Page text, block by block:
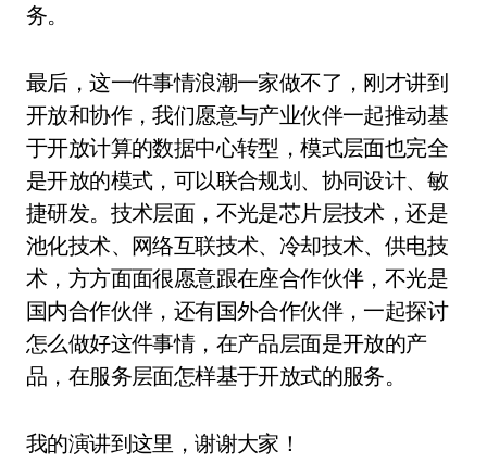
务。
最后，这一件事情浪潮一家做不了，刚才讲到
开放和协作，我们愿意与产业伙伴一起推动基
于开放计算的数据中心转型，模式层面也完全
是开放的模式，可以联合规划、协同设计、敏
捷研发。技术层面，不光是芯片层技术，还是
池化技术、网络互联技术、冷却技术、供电技
术，方方面面很愿意跟在座合作伙伴，不光是
国内合作伙伴，还有国外合作伙伴，一起探讨
怎么做好这件事情，在产品层面是开放的产
品，在服务层面怎样基于开放式的服务。
我的演讲到这里，谢谢大家！